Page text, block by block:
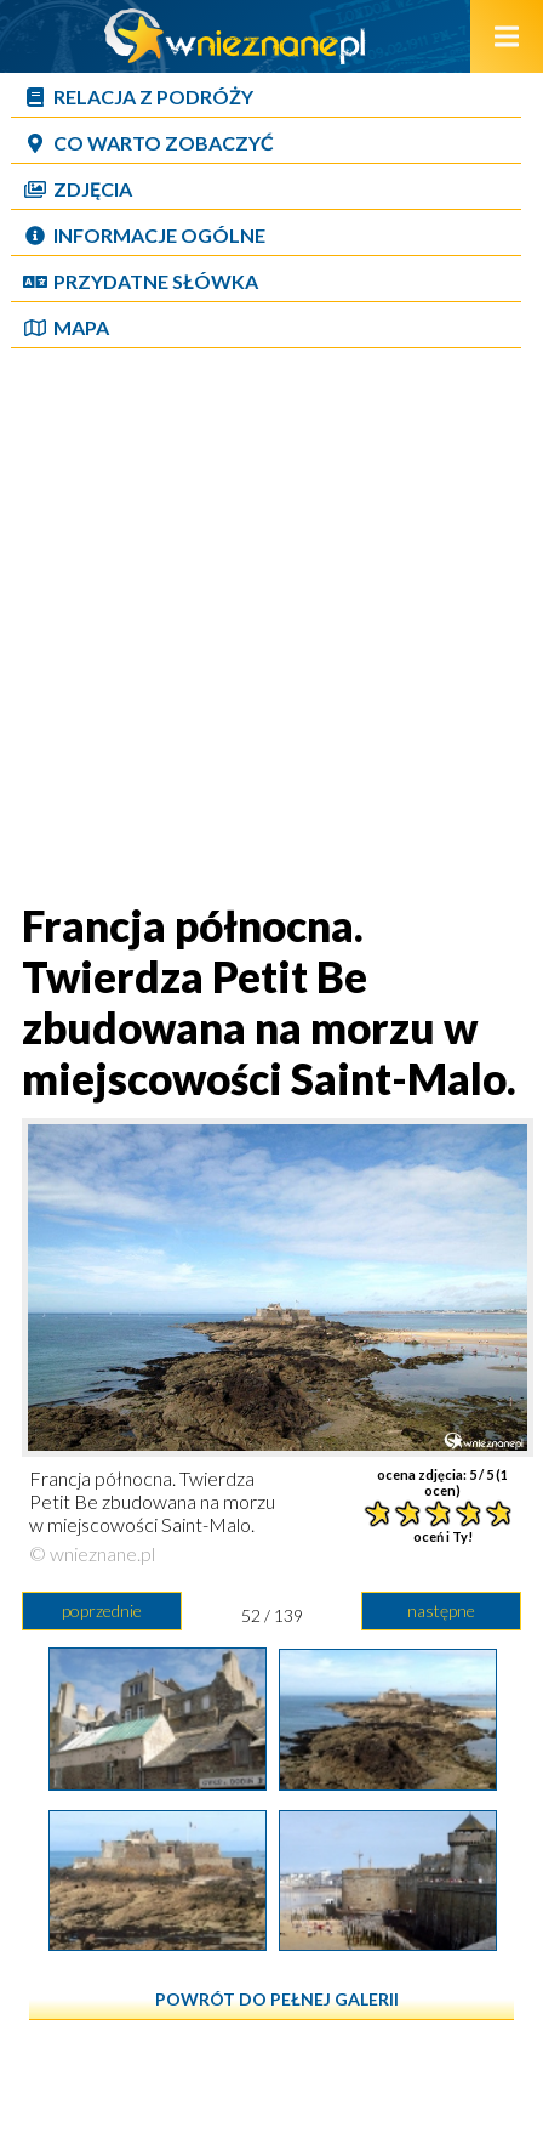
RELACJA Z PODRÓŻY
CO WARTO ZOBACZYĆ
ZDJĘCIA
INFORMACJE OGÓLNE
PRZYDATNE SŁÓWKA
MAPA
Francja północna.
Twierdza Petit Be
zbudowana na morzu w
miejscowości Saint-Malo.
ocena zdjęcia: 5/ 5 (1
ocen)
oceń i Ty!
Francja północna. Twierdza
Petit Be zbudowana na morzu
w miejscowości Saint-Malo.
© wnieznane.pl
poprzednie następne
52 / 139
POWRÓT DO PEŁNEJ GALERII